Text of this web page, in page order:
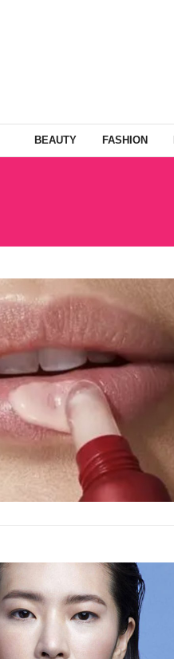
BEAUTY FASHION